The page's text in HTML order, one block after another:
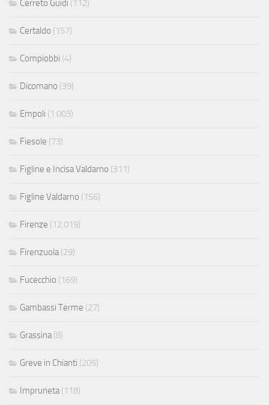
Cerreto Guidi (112)
Certaldo (157)
Compiobbi (4)
Dicomano (39)
Empoli (1.003)
Fiesole (73)
Figline e Incisa Valdarno (311)
Figline Valdarno (156)
Firenze (12.019)
Firenzuola(29)
Fucecchio (169)
Gambassi Terme (27)
Grassina(8)
Greve in Chianti (205)
Impruneta(118)